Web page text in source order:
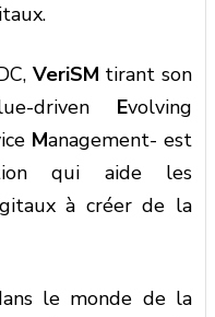
VeriSM tirant son
driven Evolving
Management- est
qui aide les
à créer de la
le monde de la